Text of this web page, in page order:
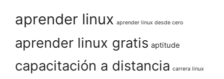
aprender linux aprender linux desde cero
aprender linux gratis aptitude
capacitación a distancia carrera linux